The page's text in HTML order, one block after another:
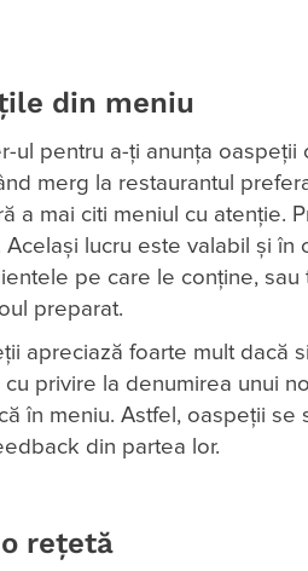
din meniu
ul pentru a-ți anunța
merg la restaurantul
a mai citi meniul cu
Același lucru este valabil și
pe care le conține,
preparat.
apreciază foarte mult dacă
privire la denumirea unui
în meniu. Astfel, oaspeții
din partea lor.
rețetă